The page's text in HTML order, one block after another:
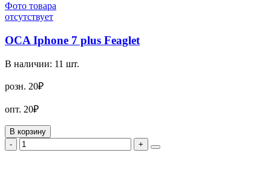
Фото товара
отсутствует
OCA Iphone 7 plus Feaglet
В наличии: 11 шт.
розн. 20₽
опт. 20₽
В корзину
-
+